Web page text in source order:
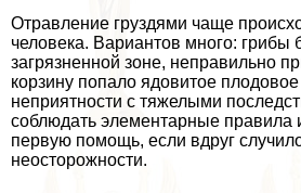
Отравление груздями чаще
человека. Вариантов много: грибы
загрязненной зоне, неправильно
корзину попало ядовитое
неприятности с тяжелыми
соблюдать элементарные правила
первую помощь, если вдруг
неосторожности.